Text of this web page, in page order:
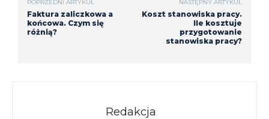
POPRZEDNI ARTYKUŁ
Faktura zaliczkowa a
końcowa. Czym się
różnią?
NASTĘPNY ARTYKUŁ
Koszt stanowiska pracy.
Ile kosztuje
przygotowanie
stanowiska pracy?
Redakcja